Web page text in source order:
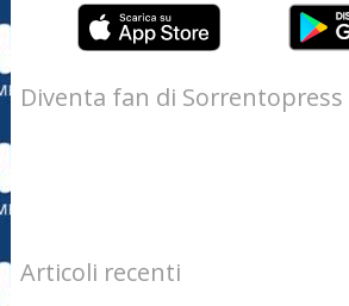
Diventa fan di Sorrentopress
Articoli recenti